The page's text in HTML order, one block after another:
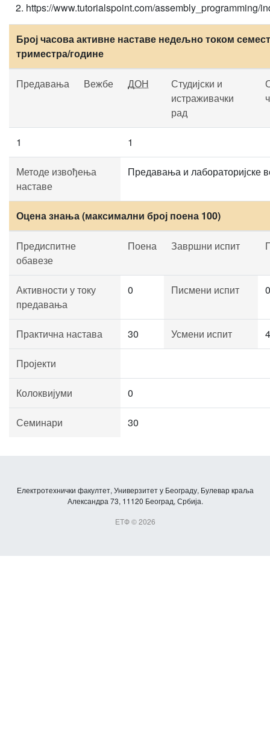
https://www.tutorialspoint.com/assembly_programming/
Број часова активне наставе недељно током
триместра/године
Предавања Вежбе ДОН
Студијски и
истраживачки
рад
1 1
Методе извођења
наставе
Предавања и лабораторијске
Оцена знања (максимални број поена 100)
Предиспитне
обавезе
Поена Завршни испит
Активности у току
предавања
0 Писмени испит 0
Практична настава 30 Усмени испит
Пројекти
Колоквијуми 0
Семинари 30
Електротехнички факултет, Универзитет у Београду, Булевар краља
Александра 73, 11120 Београд, Србија.
ЕТФ © 2026